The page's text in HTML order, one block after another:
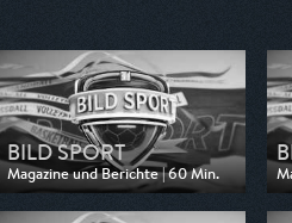
BILD SPORT
Magazine und Berichte | 60 Min.
Ausgestrahlt von WELT
am 10.05.2026, 14:00